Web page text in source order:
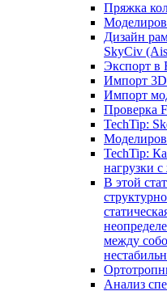
Пряжка
Дизайн
SkyCiv
Экспорт в
Импорт
Импорт
Проверка
TechTip:
TechTip:
нагрузки
В этой
между
Анализ